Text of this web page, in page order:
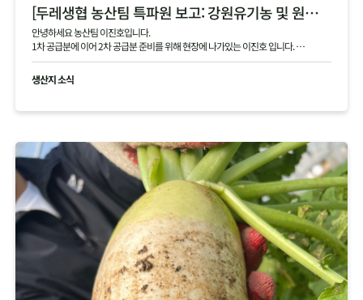
[두레생협 농산팀 특파원 보고: 강원유기농 및 원주생명농업 2차 안내]
안녕하세요 농산팀 이진호입니다.
1차 공급분에 이어 2차 공급분 준비를 위해 현장에 나가있는 이진호 입니다.
강원유기농 김장 무, 동치미 무, 대파 공급 예정이며, 현재 작확 상태 및 품질과 생산지
현황 공유드립니다.
생산지 소식